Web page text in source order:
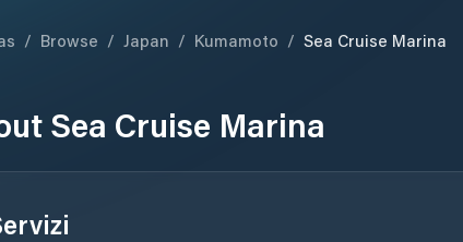
/ Browse / Japan / Kumamoto / Sea Cruise Marina
Sea Cruise Marina